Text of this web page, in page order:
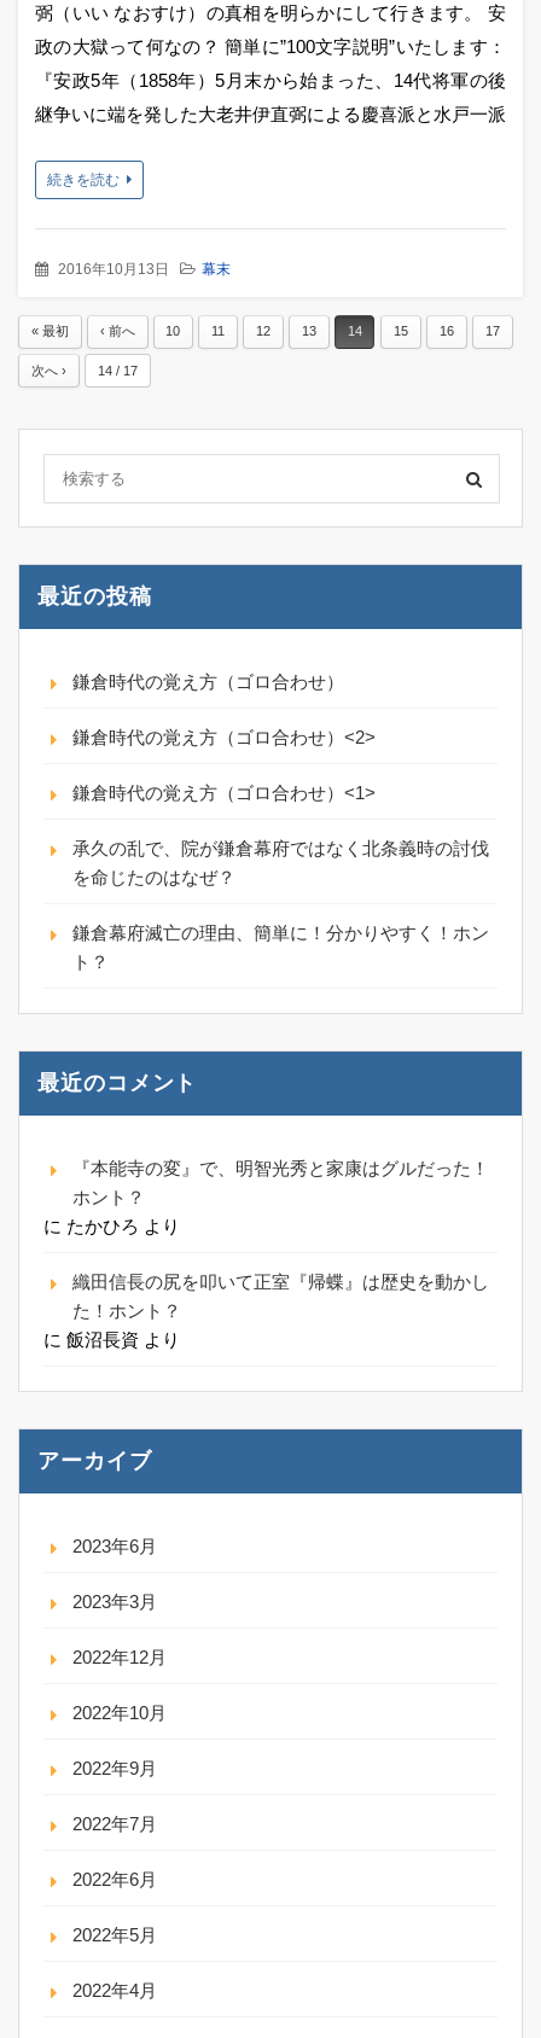
弼（いい なおすけ）の真相を明らかにして行きます。 安
政の大獄って何なの？ 簡単に”100文字説明”いたします：
『安政5年（1858年）5月末から始まった、14代将軍の後
継争いに端を発した大老井伊直弼による慶喜派と水戸一派
続きを読む
2016年10月13日 幕末
« 最初 ‹ 前へ 10 11 12 13 14 15 16 17
次へ › 14 / 17
最近の投稿
鎌倉時代の覚え方（ゴロ合わせ）
鎌倉時代の覚え方（ゴロ合わせ）<2>
鎌倉時代の覚え方（ゴロ合わせ）<1>
承久の乱で、院が鎌倉幕府ではなく北条義時の討伐
を命じたのはなぜ？
鎌倉幕府滅亡の理由、簡単に！分かりやすく！ホン
ト？
最近のコメント
『本能寺の変』で、明智光秀と家康はグルだった！
ホント？
に たかひろ より
織田信長の尻を叩いて正室『帰蝶』は歴史を動かし
た！ホント？
に 飯沼長資 より
アーカイブ
2023年6月
2023年3月
2022年12月
2022年10月
2022年9月
2022年7月
2022年6月
2022年5月
2022年4月